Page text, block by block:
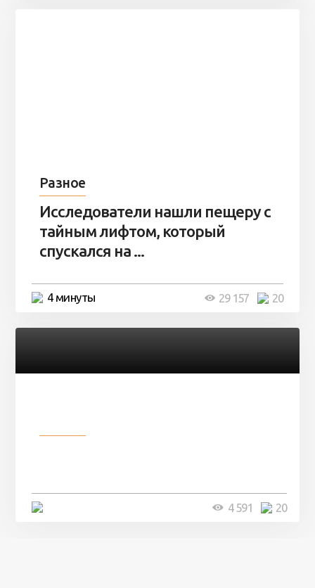
Разное
Исследователи нашли пещеру с
тайным лифтом, который
спускался на ...
4 минуты 20
29 157
20
4 591